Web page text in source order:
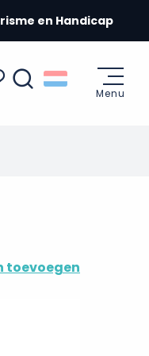
en Handicap
Menu
toevoegen